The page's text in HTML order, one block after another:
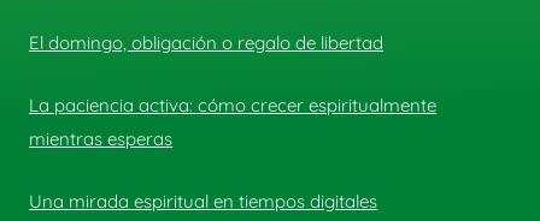
El domingo, obligación o regalo de libertad
La paciencia activa: cómo crecer espiritualmente
mientras esperas
Una mirada espiritual en tiempos digitales